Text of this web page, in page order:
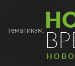
тематикам.